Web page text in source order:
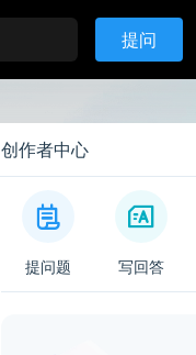
提问
创作者中心
提问题 写回答